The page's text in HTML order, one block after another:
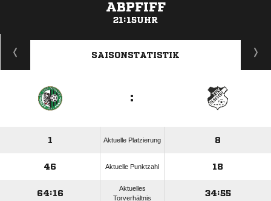
ABPFIFF
21:15UHR
ANZEIGE
SAISONSTATISTIK
:
1 Aktuelle Platzierung 8
46 Aktuelle Punktzahl 18
64:16
Aktuelles
Torverhältnis
34:55